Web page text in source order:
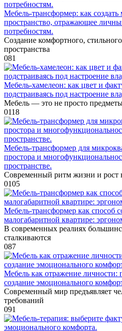
Мебель-трансформер: как
пространство, отражающее
потребностям.
Создание комфортного,
пространства
081
Мебель-хамелеон: как цвет и
подстраиваясь под настроение
Мебель — это не просто
0118
Мебель-трансформер для
простора и
пространстве.
Современный ритм жизни и рост
0105
Мебель-трансформер как способ
малогабаритной квартире:
В современных реалиях
сталкиваются
087
Мебель как отражение личности:
создание эмоционального
Современный мир предъявляет
требований
091